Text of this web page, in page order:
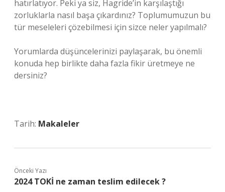
hatırlatıyor. Peki ya siz, Hagride’in karşılaştığı
zorluklarla nasıl başa çıkardınız? Toplumumuzun bu
tür meseleleri çözebilmesi için sizce neler yapılmalı?
Yorumlarda düşüncelerinizi paylaşarak, bu önemli
konuda hep birlikte daha fazla fikir üretmeye ne
dersiniz?
Tarih: Makaleler
Önceki Yazı
2024 TOKİ ne zaman teslim edilecek ?